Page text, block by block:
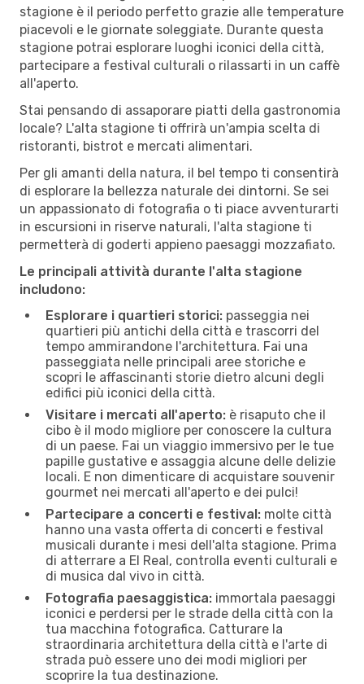
stagione è il periodo perfetto grazie alle temperature
piacevoli e le giornate soleggiate. Durante questa
stagione potrai esplorare luoghi iconici della città,
partecipare a festival culturali o rilassarti in un caffè
all'aperto.
Stai pensando di assaporare piatti della gastronomia
locale? L'alta stagione ti offrirà un'ampia scelta di
ristoranti, bistrot e mercati alimentari.
Per gli amanti della natura, il bel tempo ti consentirà
di esplorare la bellezza naturale dei dintorni. Se sei
un appassionato di fotografia o ti piace avventurarti
in escursioni in riserve naturali, l'alta stagione ti
permetterà di goderti appieno paesaggi mozzafiato.
Le principali attività durante l'alta stagione
includono:
Esplorare i quartieri storici: passeggia nei
quartieri più antichi della città e trascorri del
tempo ammirandone l'architettura. Fai una
passeggiata nelle principali aree storiche e
scopri le affascinanti storie dietro alcuni degli
edifici più iconici della città.
Visitare i mercati all'aperto: è risaputo che il
cibo è il modo migliore per conoscere la cultura
di un paese. Fai un viaggio immersivo per le tue
papille gustative e assaggia alcune delle delizie
locali. E non dimenticare di acquistare souvenir
gourmet nei mercati all'aperto e dei pulci!
Partecipare a concerti e festival: molte città
hanno una vasta offerta di concerti e festival
musicali durante i mesi dell'alta stagione. Prima
di atterrare a El Real, controlla eventi culturali e
di musica dal vivo in città.
Fotografia paesaggistica: immortala paesaggi
iconici e perdersi per le strade della città con la
tua macchina fotografica. Catturare la
straordinaria architettura della città e l'arte di
strada può essere uno dei modi migliori per
scoprire la tua destinazione.